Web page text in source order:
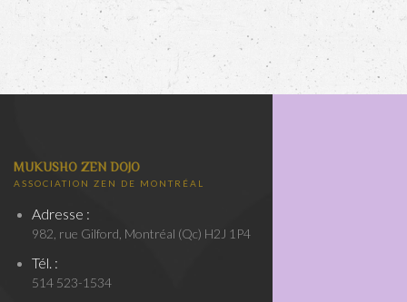
MUKUSHO ZEN DOJO
ASSOCIATION ZEN DE MONTRÉAL
Adresse :
982, rue Gilford, Montréal (Qc) H2J 1P4
Tél. :
514 523-1534